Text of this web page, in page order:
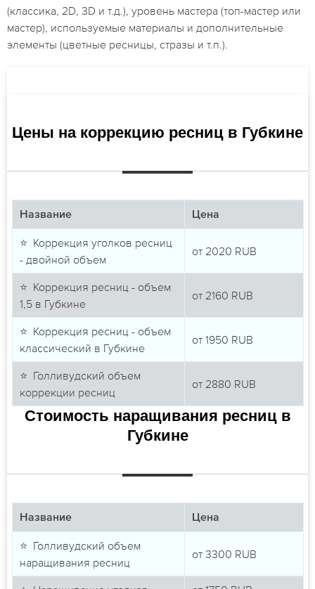
(классика, 2D, 3D и т.д.), уровень мастера (топ-мастер или
мастер), используемые материалы и дополнительные
элементы (цветные ресницы, стразы и т.п.).
Цены на коррекцию ресниц в Губкине
Название Цена
⭐ Коррекция уголков ресниц
- двойной объем
от 2020 RUB
⭐ Коррекция ресниц - объем
1,5 в Губкине
от 2160 RUB
⭐ Коррекция ресниц - объем
классический в Губкине
от 1950 RUB
⭐ Голливудский объем
коррекции ресниц
от 2880 RUB
Стоимость наращивания ресниц в
Губкине
Название Цена
⭐ Голливудский объем
наращивания ресниц
от 3300 RUB